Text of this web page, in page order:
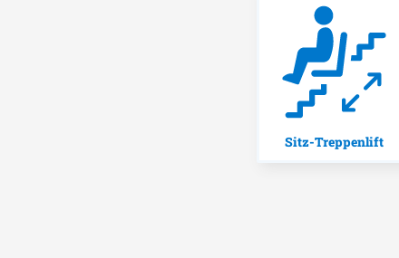
Sitz-Treppenlift